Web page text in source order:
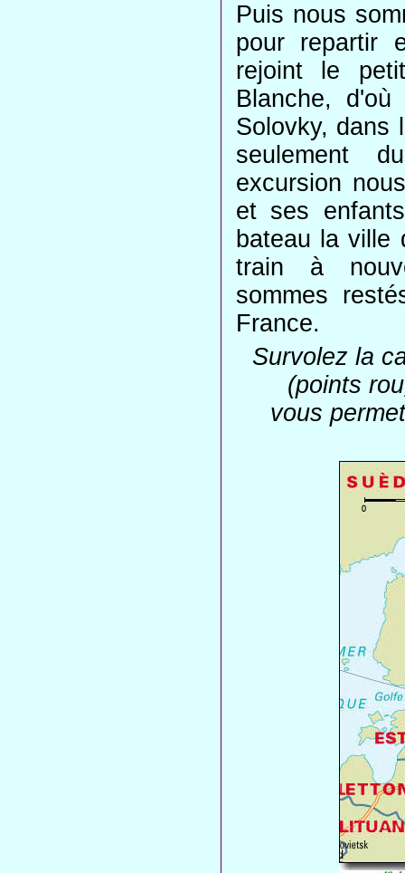
Puis nous
pour repartir
rejoint le
Blanche,
Solovky, dans
seulement
excursion
et ses
bateau la ville
train à
sommes
France.
Survolez la
(points
vous